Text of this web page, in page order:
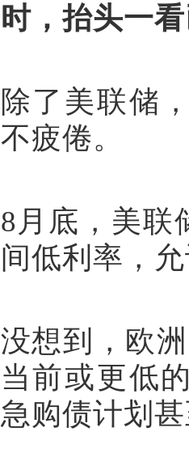
时，抬头一
除了美联储
不疲倦。
8月底，美联
间低利率，
没想到，欧
当前或更低
急购债计划